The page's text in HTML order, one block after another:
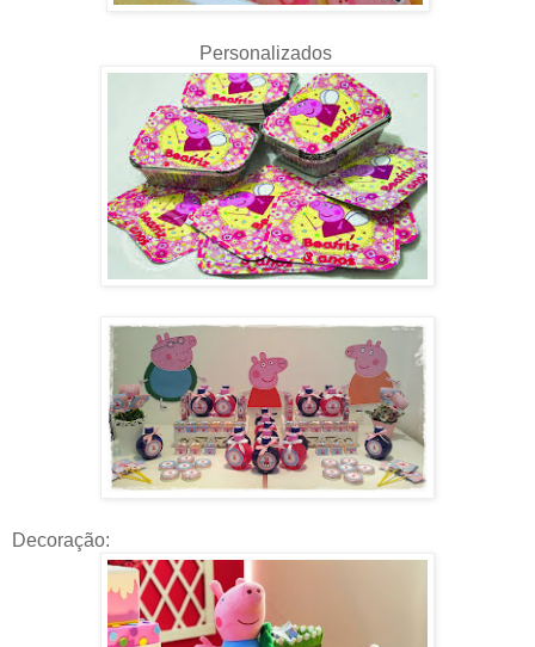
Personalizados
Decoração: